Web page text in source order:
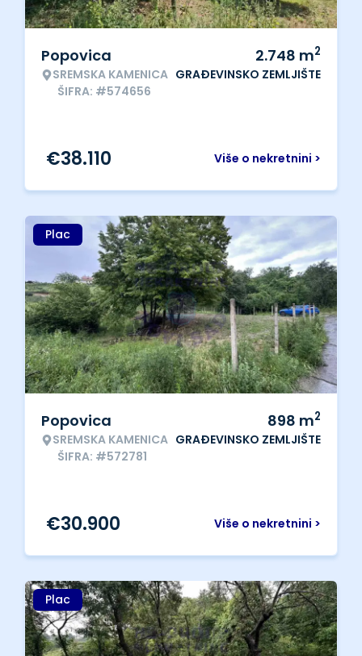
Popovica
SREMSKA KAMENICA
ŠIFRA: #574656
2.748 m2
GRAĐEVINSKO ZEMLJIŠTE
Više o nekretnini >
€38.110
Plac
Popovica
SREMSKA KAMENICA
ŠIFRA: #572781
898 m2
GRAĐEVINSKO ZEMLJIŠTE
Više o nekretnini >
€30.900
Plac